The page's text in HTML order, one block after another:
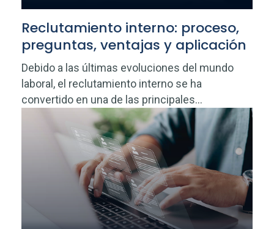
Reclutamiento interno: proceso,
preguntas, ventajas y aplicación
Debido a las últimas evoluciones del mundo
laboral, el reclutamiento interno se ha
convertido en una de las principales...